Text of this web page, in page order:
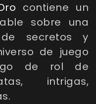
contiene un
sobre una
secretos y
de juego
de rol de
intrigas,